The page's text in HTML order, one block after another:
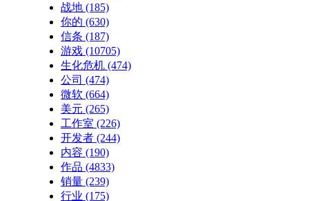
战地 (185)
你的 (630)
信条 (187)
游戏 (10705)
生化危机 (474)
公司 (474)
微软 (664)
美元 (265)
工作室 (226)
开发者 (244)
内容 (190)
作品 (4833)
销量 (239)
行业 (175)